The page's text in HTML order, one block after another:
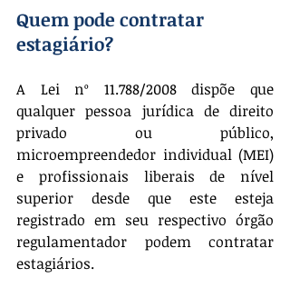
Quem pode contratar
estagiário?
A Lei nº 11.788/2008 dispõe que
qualquer pessoa jurídica de direito
privado ou público,
microempreendedor individual (MEI)
e profissionais liberais de nível
superior desde que este esteja
registrado em seu respectivo órgão
regulamentador podem contratar
estagiários.